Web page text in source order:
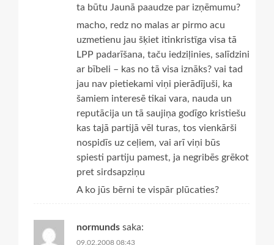
ta būtu Jaunā paaudze par izņēmumu?
macho, redz no malas ar pirmo acu
uzmetienu jau šķiet itinkristīga visa tā
LPP padarīšana, taču iedziļinies, salīdzini
ar bībeli – kas no tā visa iznāks? vai tad
jau nav pietiekami viņi pierādījuši, ka
šamiem interesē tikai vara, nauda un
reputācija un tā saujiņa godīgo kristiešu
kas tajā partijā vēl turas, tos vienkārši
nospidīs uz ceļiem, vai arī viņi būs
spiesti partiju pamest, ja negribēs grēkot
pret sirdsapziņu
A ko jūs bērni te vispār plūcaties?
normunds saka:
09.02.2008 08:43